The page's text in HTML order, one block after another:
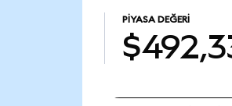
PIYASA DEĞERI